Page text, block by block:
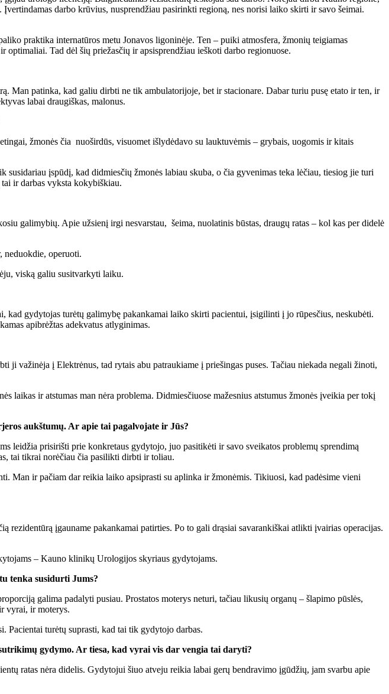
darbo krūvius, nusprendžiau pasirinkti regioną, nes norisi laiko skirti ir savo šeimai.
praktika internatūros metu Jonavos ligoninėje. Ten – puiki atmosfera, žmonių teigiamas
Tad dėl šių priežasčių ir apsisprendžiau ieškoti darbo regionuose.
Man patinka, kad galiu dirbti ne tik ambulatorijoje, bet ir stacionare. Dabar turiu pusę etato ir ten, ir
labai draugiškas, malonus.
žmonės čia nuoširdūs, visuomet išlydėdavo su lauktuvėmis – grybais, uogomis ir kitais
įspūdį, kad didmiesčių žmonės labiau skuba, o čia gyvenimas teka lėčiau, tiesiog jie turi
ir darbas vyksta kokybiškiau.
galimybių. Apie užsienį irgi nesvarstau, šeima, nuolatinis būstas, draugų ratas – kol kas per didelė
neduokdie, operuoti.
viską galiu susitvarkyti laiku.
gydytojas turėtų galimybę pakankamai laiko skirti pacientui, įsigilinti į jo rūpesčius, neskubėti.
apibrėžtas adekvatus atlyginimas.
važinėja į Elektrėnus, tad rytais abu patraukiame į priešingas puses. Tačiau niekada negali žinoti,
laikas ir atstumas man nėra problema. Didmiesčiuose mažesnius atstumus žmonės įveikia per tokį
aukštumų. Ar apie tai pagalvojate ir Jūs?
leidžia prisirišti prie konkretaus gydytojo, juo pasitikėti ir savo sveikatos problemų sprendimą
tai tikrai norėčiau čia pasilikti dirbti ir toliau.
Man ir pačiam dar reikia laiko apsiprasti su aplinka ir žmonėmis. Tikiuosi, kad padėsime vieni
įgauname pakankamai patirties. Po to gali drąsiai savarankiškai atlikti įvairias operacijas.
– Kauno klinikų Urologijos skyriaus gydytojams.
tenka susidurti Jums?
galima padalyti pusiau. Prostatos moterys neturi, tačiau likusių organų – šlapimo pūslės,
vyrai, ir moterys.
Pacientai turėtų suprasti, kad tai tik gydytojo darbas.
gydymo. Ar tiesa, kad vyrai vis dar vengia tai daryti?
ratas nėra didelis. Gydytojui šiuo atveju reikia labai gerų bendravimo įgūdžių, jam svarbu apie